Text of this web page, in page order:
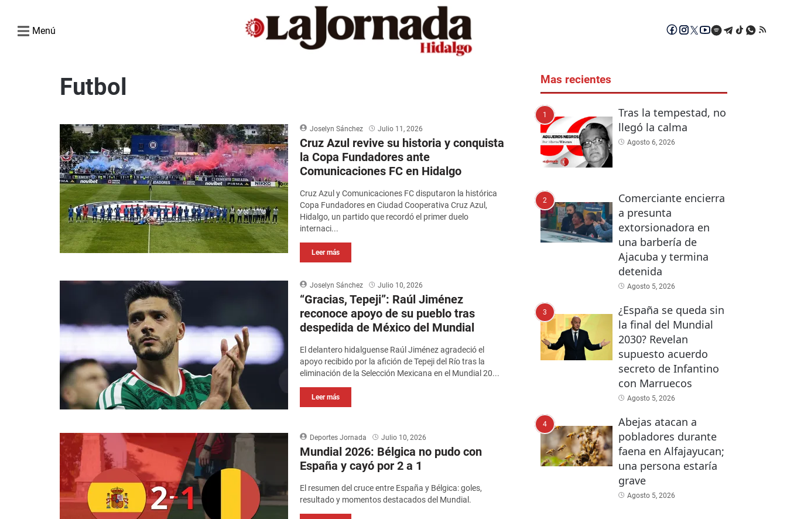
Menú
Futbol
Joselyn Sánchez Julio 11, 2026
Cruz Azul revive su historia y conquista
la Copa Fundadores ante
Comunicaciones FC en Hidalgo
Cruz Azul y Comunicaciones FC disputaron la histórica
Copa Fundadores en Ciudad Cooperativa Cruz Azul,
Hidalgo, un partido que recordó el primer duelo
internaci...
Leer más
Joselyn Sánchez Julio 10, 2026
“Gracias, Tepeji”: Raúl Jiménez
reconoce apoyo de su pueblo tras
despedida de México del Mundial
El delantero hidalguense Raúl Jiménez agradeció el
apoyo recibido por la afición de Tepeji del Río tras la
eliminación de la Selección Mexicana en el Mundial 20...
Leer más
Deportes Jornada Julio 10, 2026
Mundial 2026: Bélgica no pudo con
España y cayó por 2 a 1
El resumen del cruce entre España y Bélgica: goles,
resultado y momentos destacados del Mundial.
Mas recientes
1
Tras la tempestad, no
llegó la calma
Agosto 6, 2026
2
Comerciante encierra
a presunta
extorsionadora en
una barbería de
Ajacuba y termina
detenida
Agosto 5, 2026
3
¿España se queda sin
la final del Mundial
2030? Revelan
supuesto acuerdo
secreto de Infantino
con Marruecos
Agosto 5, 2026
4
Abejas atacan a
pobladores durante
faena en Alfajayucan;
una persona estaría
grave
Agosto 5, 2026